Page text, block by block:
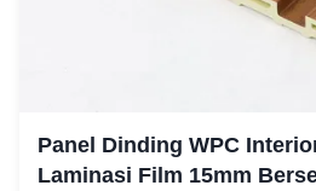
Panel Dinding WPC
Laminasi Film 15mm